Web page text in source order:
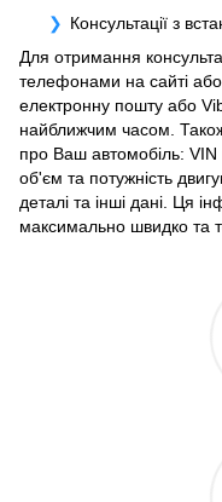
Консультації з
Для отримання
телефонами на сайті
електронну пошту або
найближчим часом.
про Ваш автомобіль: VIN
об'єм та потужність
деталі та інші дані. Ця
максимально швидко та